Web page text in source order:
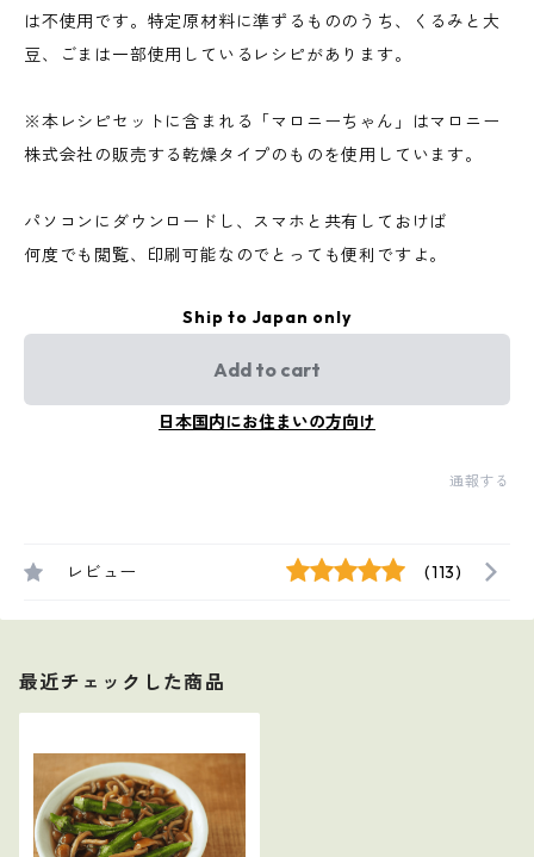
は不使用です。特定原材料に準ずるもののうち、くるみと大
豆、ごまは一部使用しているレシピがあります。
※本レシピセットに含まれる「マロニーちゃん」はマロニー
株式会社の販売する乾燥タイプのものを使用しています。
パソコンにダウンロードし、スマホと共有しておけば
何度でも閲覧、印刷可能なのでとっても便利ですよ。
Ship to Japan only
Add to cart
日本国内にお住まいの方向け
通報する
レビュー (113)
最近チェックした商品